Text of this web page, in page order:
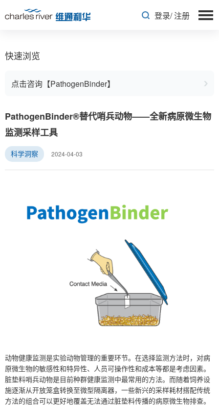
登录/注册
快速浏览
点击咨询【PathogenBinder】
PathogenBinder®替代哨兵动物——全新病原微生物
监测采样工具
科学洞察 2024-04-03
动物健康监测是实验动物管理的重要环节。在选择监测方法时，对病
原微生物的敏感性和特异性、人员可操作性和成本等都是考虑因素。
脏垫料哨兵动物是目前种群健康监测中最常用的方法。而随着饲养设
施逐渐从开放笼盒转换至微型隔离器，一些新兴的采样耗材搭配传统
方法的组合可以更好地覆盖无法通过脏垫料传播的病原微生物排查。